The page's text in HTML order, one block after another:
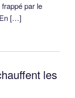
par le
[…]
les